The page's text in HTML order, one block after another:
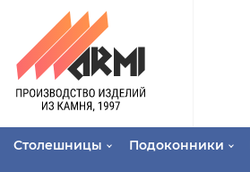
Столешницы Подоконники